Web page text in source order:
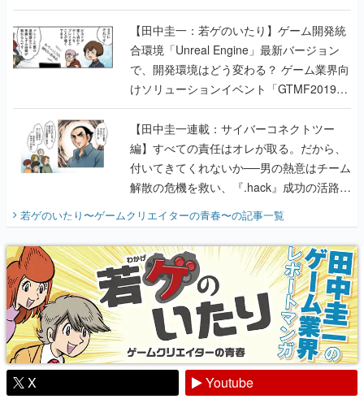
のいたり】
【田中圭一：若ゲのいたり】ゲーム開発統
合環境「Unreal Engine」最新バージョン
で、開発環境はどう変わる？ ゲーム業界向
けソリューションイベント「GTMF2019」
に行って、より理解を深めよう【PR】
【田中圭一連載：サイバーコネクトツー
編】すべての責任はオレが取る。だから、
付いてきてくれないか──男の熱意はチーム
解散の危機を救い、『.hack』成功の活路を
開く。業界の快男児・松山 洋に流れる血は
『少年ジャンプ』色だった【若ゲのいた
り】
若ゲのいたり〜ゲームクリエイターの青春〜の記事一覧
X
Youtube